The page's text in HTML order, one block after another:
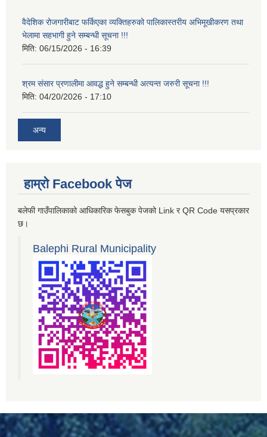
वैदेशिक रोजगारीबाट फर्किएका व्यक्तिहरुको पालिकास्तरीय अभिमूखीकरण तथा
भेलामा सहभागी हुने सम्बन्धी सूचना !!!
मिति: 06/15/2026 - 16:39
श्रम संसार प्रणालीमा आवद्ध हुने सम्बन्धी अत्यन्त जरुरी सूचना !!!
मिति: 04/20/2026 - 17:10
अन्य
हाम्रो Facebook पेज
बलेफी गाउँपालिकाको आधिकारिक फेसबुक पेजको Link र QR Code यसप्रकार
छ।
Balephi Rural Municipality